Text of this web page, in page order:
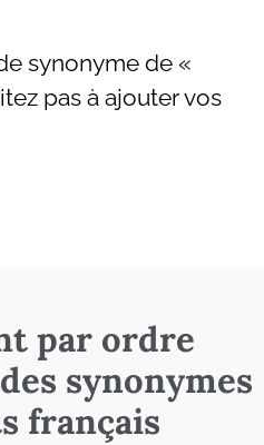
synonyme de «
pas à ajouter vos
par ordre
synonymes
français